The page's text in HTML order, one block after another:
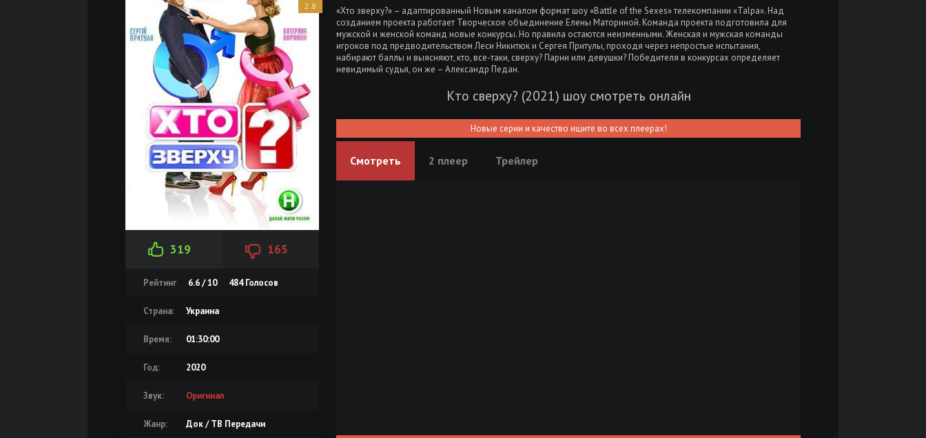
2.8
319 165
Рейтинг 6.6 / 10 484Голосов
Страна: Украина
Время: 01:30:00
Год: 2020
Звук: Оригинал
Жанр: Док / ТВ Передачи
«Хто зверху?» – адаптированный Новым каналом формат шоу «Battle of the Sexes» телекомпании «Talpa». Над
созданием проекта работает Творческое объединение Елены Маториной. Команда проекта подготовила для
мужской и женской команд новые конкурсы. Но правила остаются неизменными. Женская и мужская команды
игроков под предводительством Леси Никитюк и Сергея Притулы, проходя через непростые испытания,
набирают баллы и выясняют, кто, все-таки, сверху? Парни или девушки? Победителя в конкурсах определяет
невидимый судья, он же – Александр Педан.
Кто сверху? (2021) шоу смотреть онлайн
Новые серии и качество ищите во всех плеерах!
Смотреть 2 плеер Трейлер